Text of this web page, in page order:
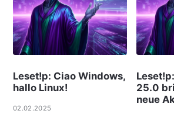
Leset!p: Ciao Windows,
hallo Linux!
02.02.2025
25.0
neue